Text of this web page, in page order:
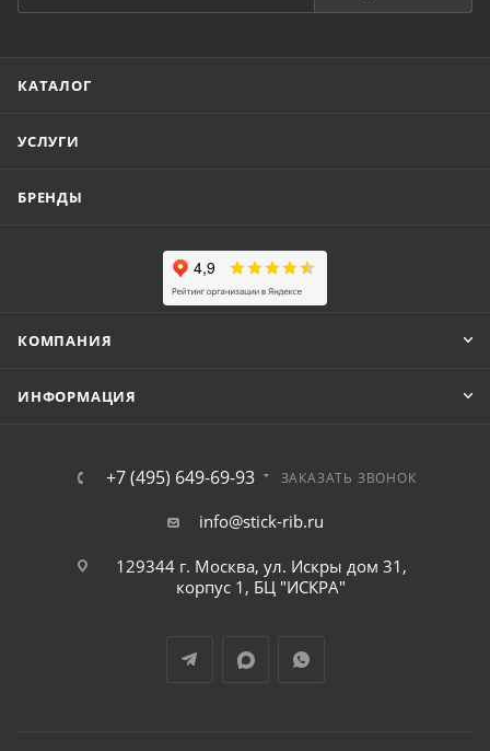
КАТАЛОГ
УСЛУГИ
БРЕНДЫ
КОМПАНИЯ
ИНФОРМАЦИЯ
+7 (495) 649-69-93 ЗАКАЗАТЬ ЗВОНОК
info@stick-rib.ru
129344 г. Москва, ул. Искры дом 31,
корпус 1, БЦ "ИСКРА"